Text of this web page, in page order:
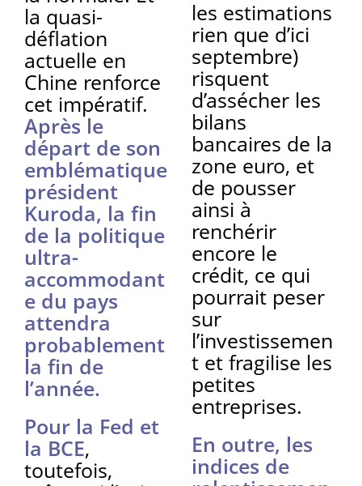
la quasi-
déflation
actuelle en
Chine renforce
cet impératif.
Après le
départ de son
emblématique
président
Kuroda, la fin
de la politique
ultra-
accommodant
e du pays
attendra
probablement
la fin de
l’année.
Pour la Fed et
la BCE,
toutefois,
les estimations
rien que d’ici
septembre)
risquent
d’assécher les
bilans
bancaires de la
zone euro, et
de pousser
ainsi à
renchérir
encore le
crédit, ce qui
pourrait peser
sur
l’investissemen
t et fragilise les
petites
entreprises.
En outre, les
indices de